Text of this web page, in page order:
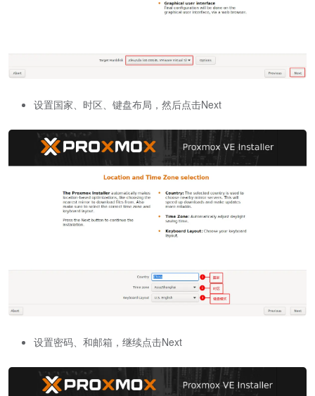
设置国家、时区、键盘布局，然后点击Next
设置密码、和邮箱，继续点击Next